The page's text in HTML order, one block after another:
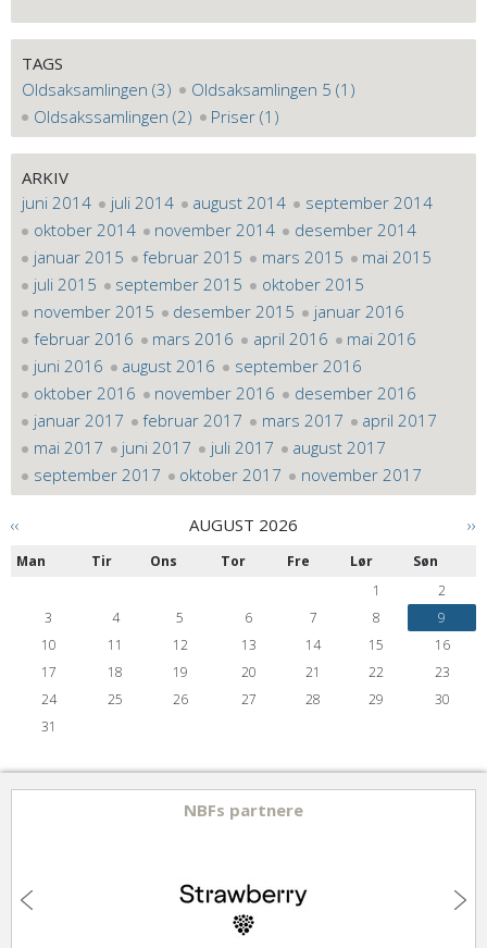
TAGS
Oldsaksamlingen (3)
Oldsaksamlingen 5 (1)
Oldsakssamlingen (2)
Priser (1)
ARKIV
juni 2014
juli 2014 august 2014
september 2014
oktober 2014
november 2014
desember 2014
januar 2015
februar 2015 mars 2015
mai 2015
juli 2015
september 2015
oktober 2015
november 2015
desember 2015
januar 2016
februar 2016
mars 2016 april 2016
mai 2016
juni 2016
august 2016
september 2016
oktober 2016
november 2016
desember 2016
januar 2017
februar 2017 mars 2017
april 2017
mai 2017
juni 2017 juli 2017
august 2017
september 2017
oktober 2017 november 2017
‹‹ ››
AUGUST 2026
Man Tir Ons Tor Fre Lør
Søn
1
2
3
4 5 6 7 8
9
10
11 12 13 14 15
16
17
18 19 20 21 22
23
24
25 26 27 28 29
30
31
NBFs partnere